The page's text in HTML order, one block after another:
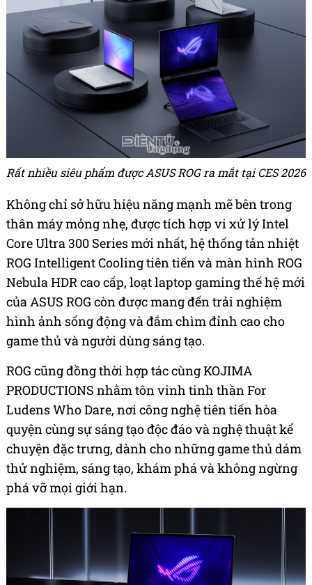
Rất nhiều siêu phẩm được ASUS ROG ra mắt tại CES 2026
Không chỉ sở hữu hiệu năng mạnh mẽ bên trong
thân máy mỏng nhẹ, được tích hợp vi xử lý Intel
Core Ultra 300 Series mới nhất, hệ thống tản nhiệt
ROG Intelligent Cooling tiên tiến và màn hình ROG
Nebula HDR cao cấp, loạt laptop gaming thế hệ mới
của ASUS ROG còn được mang đến trải nghiệm
hình ảnh sống động và đắm chìm đỉnh cao cho
game thủ và người dùng sáng tạo.
ROG cũng đồng thời hợp tác cùng KOJIMA
PRODUCTIONS nhằm tôn vinh tinh thần For
Ludens Who Dare, nơi công nghệ tiên tiến hòa
quyện cùng sự sáng tạo độc đáo và nghệ thuật kể
chuyện đặc trưng, dành cho những game thủ dám
thử nghiệm, sáng tạo, khám phá và không ngừng
phá vỡ mọi giới hạn.